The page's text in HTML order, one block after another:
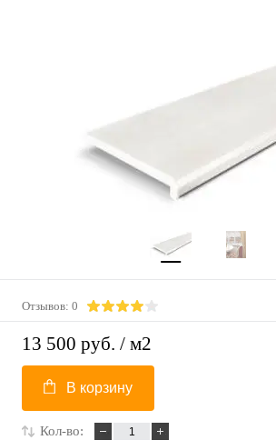
Отзывов: 0
13 500 руб. / м2
В корзину
Кол-во: